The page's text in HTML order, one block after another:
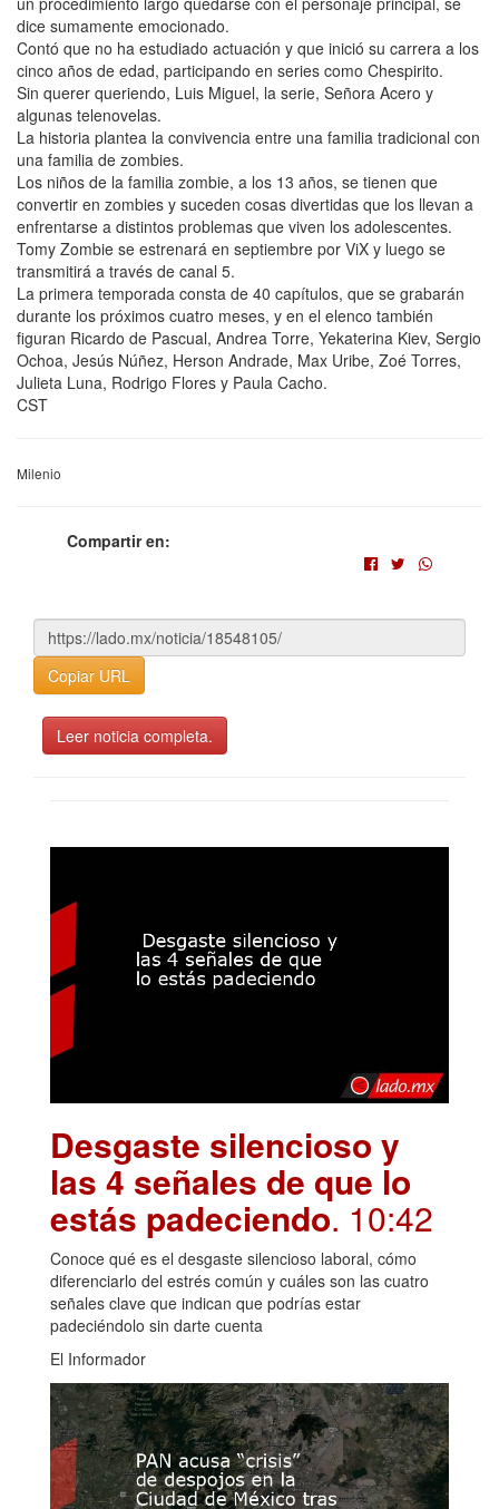
dice sumamente emocionado.
Contó que no ha estudiado actuación y que inició su carrera a los
cinco años de edad, participando en series como Chespirito.
Sin querer queriendo, Luis Miguel, la serie, Señora Acero y
algunas telenovelas.
La historia plantea la convivencia entre una familia tradicional con
una familia de zombies.
Los niños de la familia zombie, a los 13 años, se tienen que
convertir en zombies y suceden cosas divertidas que los llevan a
enfrentarse a distintos problemas que viven los adolescentes.
Tomy Zombie se estrenará en septiembre por ViX y luego se
transmitirá a través de canal 5.
La primera temporada consta de 40 capítulos, que se grabarán
durante los próximos cuatro meses, y en el elenco también
figuran Ricardo de Pascual, Andrea Torre, Yekaterina Kiev, Sergio
Ochoa, Jesús Núñez, Herson Andrade, Max Uribe, Zoé Torres,
Julieta Luna, Rodrigo Flores y Paula Cacho.
CST
Milenio
Compartir en:
Copiar URL
Leer noticia completa.
Desgaste silencioso y
las 4 señales de que lo
estás padeciendo. 10:42
Conoce qué es el desgaste silencioso laboral, cómo
diferenciarlo del estrés común y cuáles son las cuatro
señales clave que indican que podrías estar
padeciéndolo sin darte cuenta
El Informador